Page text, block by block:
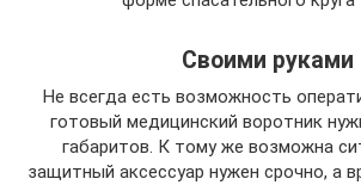
Своими руками
Не всегда есть возможность
готовый медицинский воротник
габаритов. К тому же возможна
защитный аксессуар нужен срочно, а